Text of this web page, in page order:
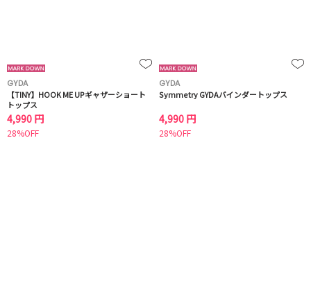
GYDA
【TINY】HOOK ME UPギャザーショート
トップス
4,990 円
28%OFF
GYDA
Symmetry GYDAバインダートップス
4,990 円
28%OFF